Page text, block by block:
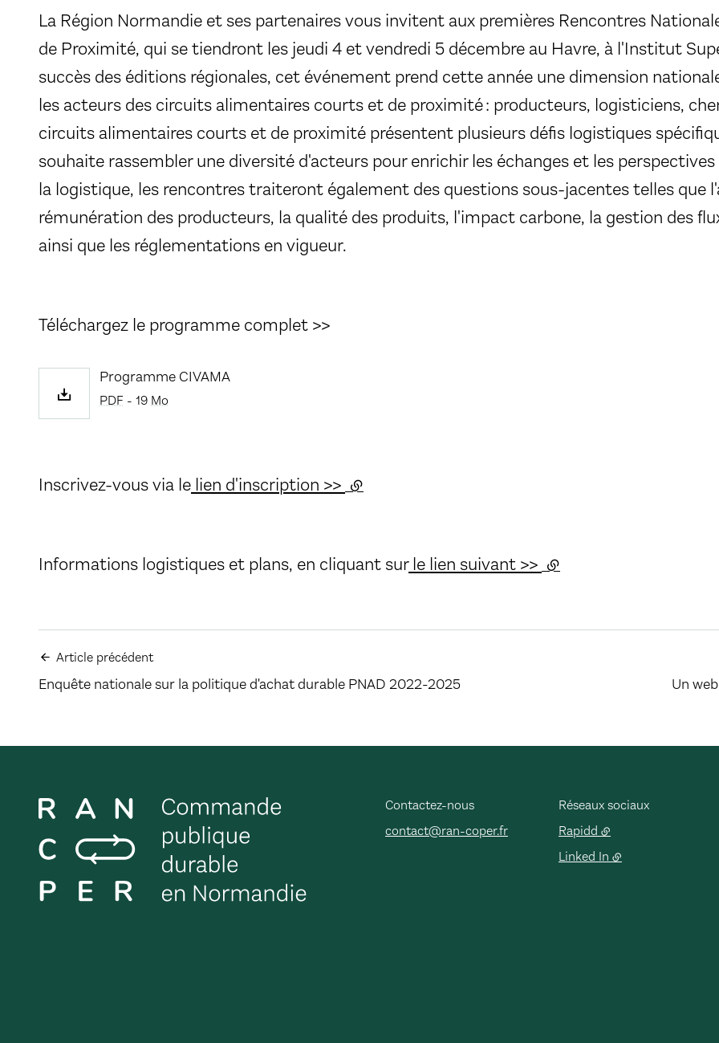
La Région Normandie et ses partenaires vous invitent aux premières Rencontres
de Proximité, qui se tiendront les jeudi 4 et vendredi 5 décembre au Havre, à l'Institut
succès des éditions régionales, cet événement prend cette année une dimension
les acteurs des circuits alimentaires courts et de proximité : producteurs, logisticiens,
circuits alimentaires courts et de proximité présentent plusieurs défis logistiques
souhaite rassembler une diversité d'acteurs pour enrichir les échanges et les
la logistique, les rencontres traiteront également des questions sous-jacentes telles que
rémunération des producteurs, la qualité des produits, l'impact carbone, la gestion des
ainsi que les réglementations en vigueur.
Téléchargez le programme complet >>
Programme CIVAMA
PDF - 19 Mo
Inscrivez-vous via le lien d'inscription >> (lien externe)
Informations logistiques et plans, en cliquant surle lien suivant >> (lien externe)
Article précédent
Enquête nationale sur la politique d'achat durable PNAD 2022-2025 Un
Contactez-nous
contact@ran-coper.fr
Réseaux sociaux
Rapidd
Linked In